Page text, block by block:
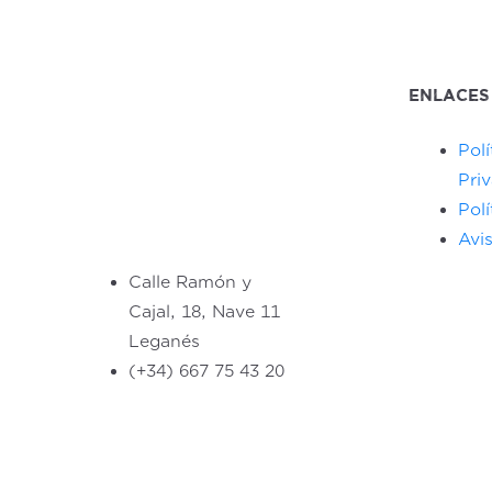
Calle Ramón y
Cajal, 18, Nave 11
Leganés
(+34) 667 75 43 20